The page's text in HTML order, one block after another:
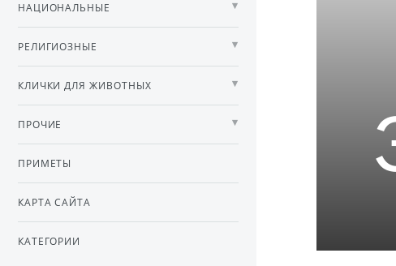
НАЦИОНАЛЬНЫЕ
РЕЛИГИОЗНЫЕ
КЛИЧКИ ДЛЯ ЖИВОТНЫХ
ПРОЧИЕ
ПРИМЕТЫ
КАРТА САЙТА
КАТЕГОРИИ